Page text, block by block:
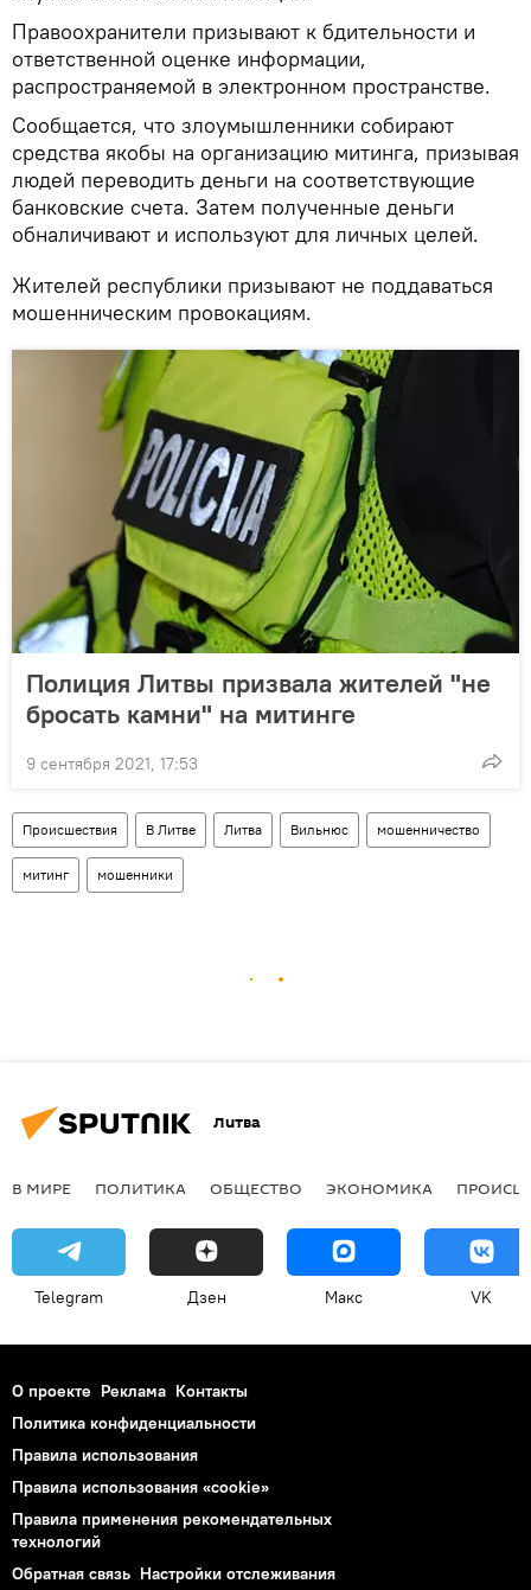
Правоохранители призывают к бдительности и
ответственной оценке информации,
распространяемой в электронном пространстве.
Сообщается, что злоумышленники собирают
средства якобы на организацию митинга, призывая
людей переводить деньги на соответствующие
банковские счета. Затем полученные деньги
обналичивают и используют для личных целей.
Жителей республики призывают не поддаваться
мошенническим провокациям.
Полиция Литвы призвала жителей "не
бросать камни" на митинге
9 сентября 2021, 17:53
Происшествия В Литве Литва Вильнюс мошенничество
митинг мошенники
Литва
В МИРЕ ПОЛИТИКА ОБЩЕСТВО ЭКОНОМИКА
Telegram Дзен Макс VK
О проекте Реклама Контакты
Политика конфиденциальности
Правила использования
Правила использования «cookie»
Правила применения рекомендательных
технологий
Обратная связь Настройки отслеживания